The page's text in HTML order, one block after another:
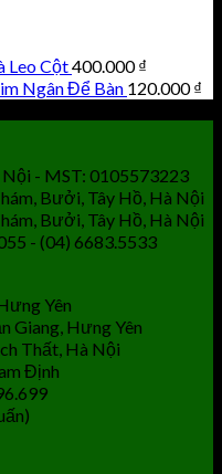
Leo Cột400.000₫
Ngân Để Bàn 120.000₫
- MST: 0105573223
Bưởi, Tây Hồ, Hà Nội
Bưởi, Tây Hồ, Hà Nội
- (04) 6683.5533
Yên
Giang, Hưng Yên
Thất, Hà Nội
Định